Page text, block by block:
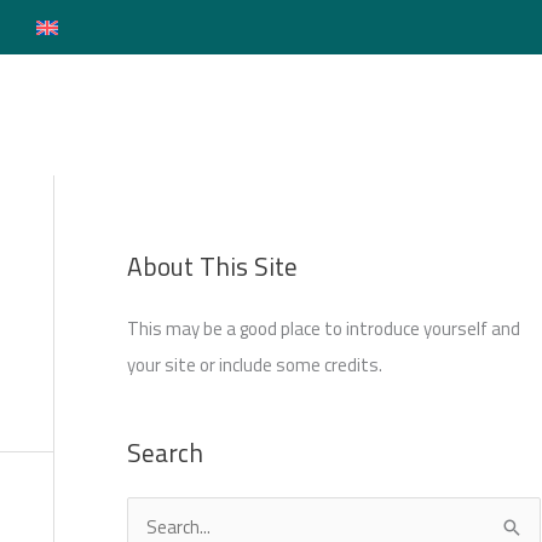
About This Site
This may be a good place to introduce yourself and
your site or include some credits.
Search